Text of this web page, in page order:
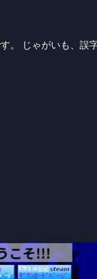
。 じゃがいも、